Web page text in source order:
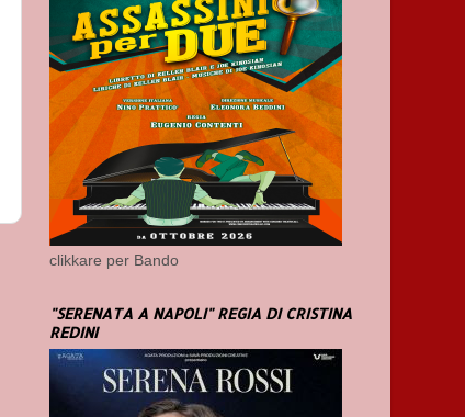
clikkare per Bando
"SERENATA A NAPOLI" REGIA DI CRISTINA
REDINI